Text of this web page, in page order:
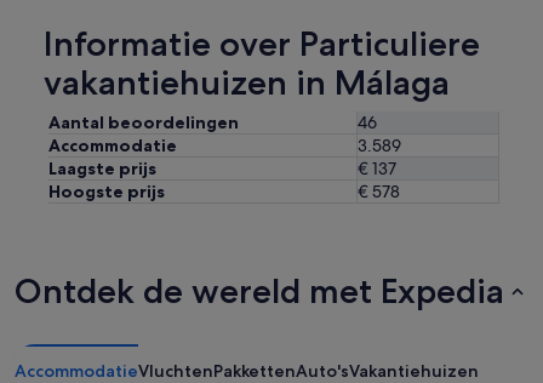
Informatie over Particuliere
vakantiehuizen in Málaga
Aantal beoordelingen
46
Accommodatie
3.589
Laagste prijs
€ 137
Hoogste prijs
€ 578
Ontdek de wereld met Expedia
AccommodatieVluchtenPakkettenAuto'sVakantiehuizen